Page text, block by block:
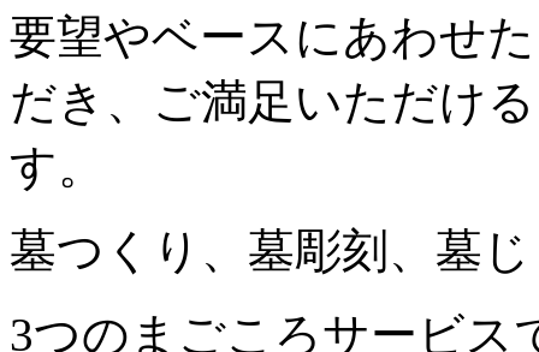
要望やベースにあわせ
だき、ご満足いただけ
す。
墓つくり、墓彫刻、墓
3つのまごころサービス